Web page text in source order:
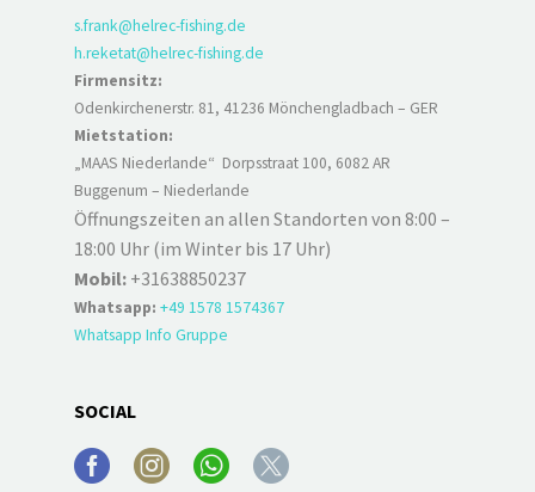
s.frank@helrec-fishing.de
h.reketat@helrec-fishing.de
Firmensitz:
Odenkirchenerstr. 81, 41236 Mönchengladbach – GER
Mietstation:
„MAAS Niederlande“ Dorpsstraat 100, 6082 AR
Buggenum – Niederlande
Öffnungszeiten an allen Standorten von 8:00 –
18:00 Uhr (im Winter bis 17 Uhr)
Mobil: +31638850237
Whatsapp: +49 1578 1574367
Whatsapp Info Gruppe
SOCIAL